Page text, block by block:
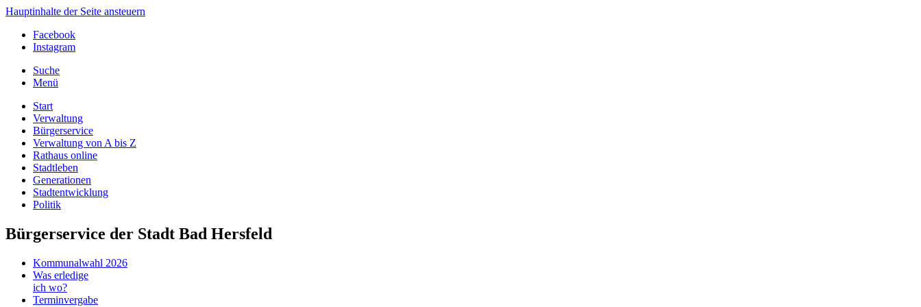
Hauptinhalte der Seite ansteuern
Facebook
Instagram
Suche
Menü
Start
Verwaltung
Bürgerservice
Verwaltung von A bis Z
Rathaus online
Stadtleben
Generationen
Stadtentwicklung
Politik
Bürgerservice der Stadt Bad Hersfeld
Kommunalwahl 2026
Was erledige
ich wo?
Terminvergabe